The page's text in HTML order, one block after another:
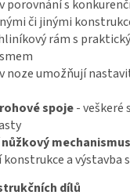
porovnání s
či jinými
rám s
noze umožňují
spoje- veškeré
mechanismus
a výstavba
dílů